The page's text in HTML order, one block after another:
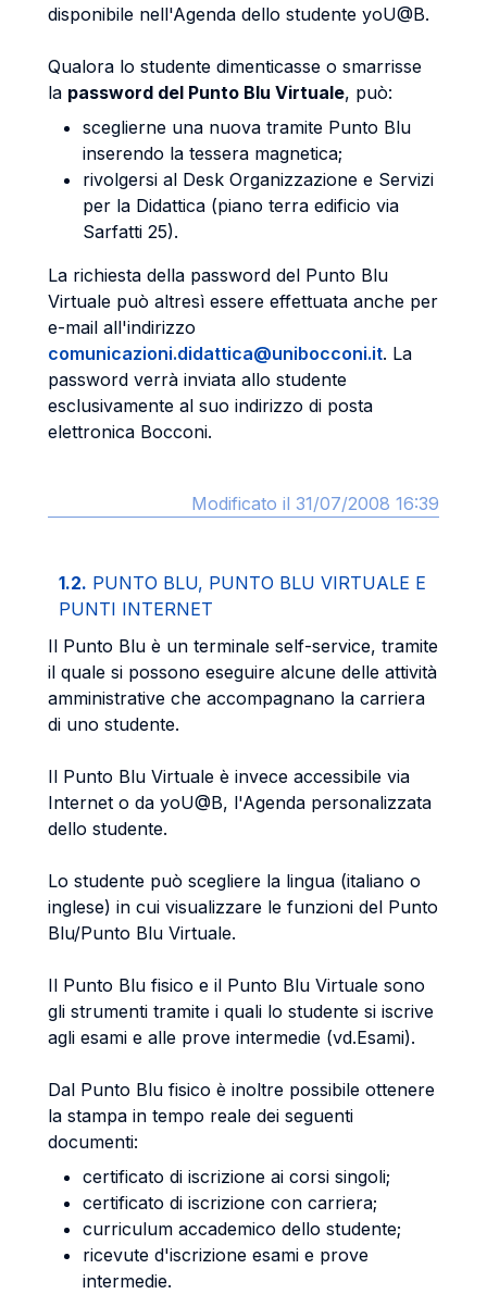
disponibile nell'Agenda dello studente yoU@B.
Qualora lo studente dimenticasse o smarrisse
la password del Punto Blu Virtuale, può:
sceglierne una nuova tramite Punto Blu
inserendo la tessera magnetica;
rivolgersi al Desk Organizzazione e Servizi
per la Didattica (piano terra edificio via
Sarfatti 25).
La richiesta della password del Punto Blu
Virtuale può altresì essere effettuata anche per
e-mail all'indirizzo
comunicazioni.didattica@unibocconi.it. La
password verrà inviata allo studente
esclusivamente al suo indirizzo di posta
elettronica Bocconi.
Modificato il 31/07/2008 16:39
1.2. PUNTO BLU, PUNTO BLU VIRTUALE E
PUNTI INTERNET
Il Punto Blu è un terminale self-service, tramite
il quale si possono eseguire alcune delle attività
amministrative che accompagnano la carriera
di uno studente.
Il Punto Blu Virtuale è invece accessibile via
Internet o da yoU@B, l'Agenda personalizzata
dello studente.
Lo studente può scegliere la lingua (italiano o
inglese) in cui visualizzare le funzioni del Punto
Blu/Punto Blu Virtuale.
Il Punto Blu fisico e il Punto Blu Virtuale sono
gli strumenti tramite i quali lo studente si iscrive
agli esami e alle prove intermedie (vd.Esami).
Dal Punto Blu fisico è inoltre possibile ottenere
la stampa in tempo reale dei seguenti
documenti:
certificato di iscrizione ai corsi singoli;
certificato di iscrizione con carriera;
curriculum accademico dello studente;
ricevute d'iscrizione esami e prove
intermedie.